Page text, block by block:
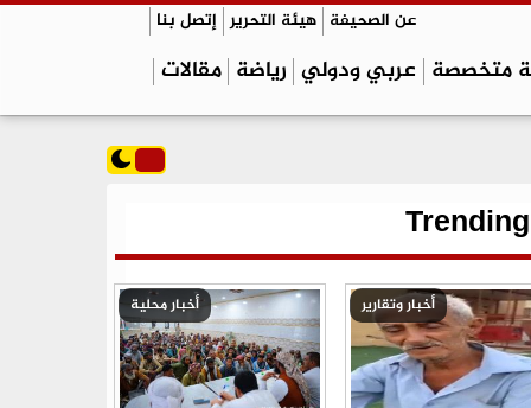
عن الصحيفة هيئة التحرير إتصل بنا
متخصصة عربي ودولي رياضة مقالات
Trending
أخبار وتقارير أخبار محلية